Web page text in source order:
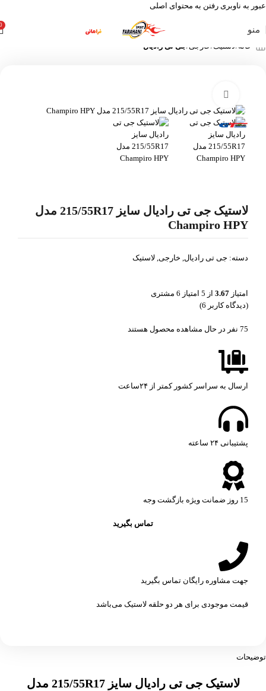
عبور به ناوبری رفتن به محتوای اصلی
منو
خانه لاستیک خارجی جی تی رادیال
لاستیک جی تی رادیال سایز 215/55R17 مدل
Champiro HPY
دسته: جی تی رادیال, خارجی, لاستیک
امتیاز 3.67 از 5 امتیاز 6 مشتری
(دیدگاه کاربر 6
)
75 نفر در حال مشاهده محصول هستند
ارسال به سراسر کشور کمتر از ۲۴ساعت
پشتیبانی ۲۴ ساعته​
15 روز ضمانت ویژه بازگشت وجه
تماس بگیرید
جهت مشاوره رایگان تماس بگیرید
قیمت موجودی برای هر دو حلقه لاستیک می‌باشد
توضیحات
لاستیک جی تی رادیال سایز 215/55R17 مدل